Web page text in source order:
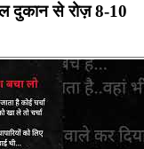
दुकान से रोज़ 8-10